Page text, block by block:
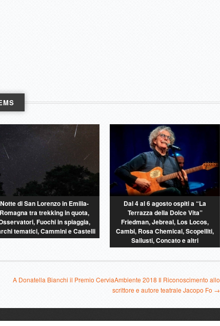
Notte di San Lorenzo in Emilia-
Romagna tra trekking in quota,
Fuochi in spiaggia,
tematici, Cammini e Castelli
Dal 4 al 6 agosto ospiti a “La
Terrazza della Dolce Vita”
Friedman, Jebreal, Los Locos,
Cambi, Rosa Chemical, Scopelliti,
Sallusti, Concato e altri
A Donatella Bianchi il Premio CerviaAmbiente 2018 Il Riconoscimento allo
scrittore e autore teatrale Jacopo Fo →